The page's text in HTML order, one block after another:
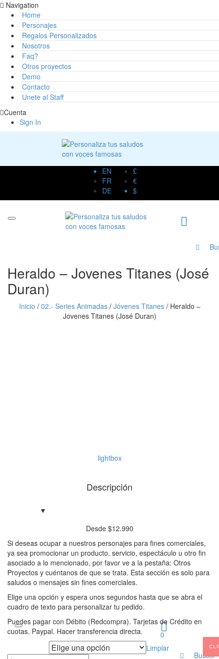
Navigation
Home
Personajes
Regalos Personalizados
Nosotros
Faq?
Otros proyectos
Demo
Contacto
Unete al Staff
Cuenta
Sign In
0
Buscar
EN
FR
DE
£
€
$
Heraldo – Jovenes Titanes (José
Duran)
Inicio / 02.- Series Animadas / Jóvenes Titanes /Heraldo –
Jovenes Titanes (José Duran)
lightbox
Descripción
Desde $12.990
Si deseas ocupar a nuestros personajes para fines comerciales,
ya sea promocionar un producto, servicio, espectáculo u otro fin
asociado a lo mencionado, por favor ve a la pestaña: Otros
Proyectos y cuéntanos de que se trata. Esta sección es solo para
saludos o mensajes sin fines comerciales.
Elige una opción y espera unos segundos hasta que se abra el
cuadro de texto para personalizar tu pedido.
Puedes pagar con Débito (Redcompra). Tarjetas de Crédito en
cuotas. Paypal. Hacer transferencia directa.
Limpiar